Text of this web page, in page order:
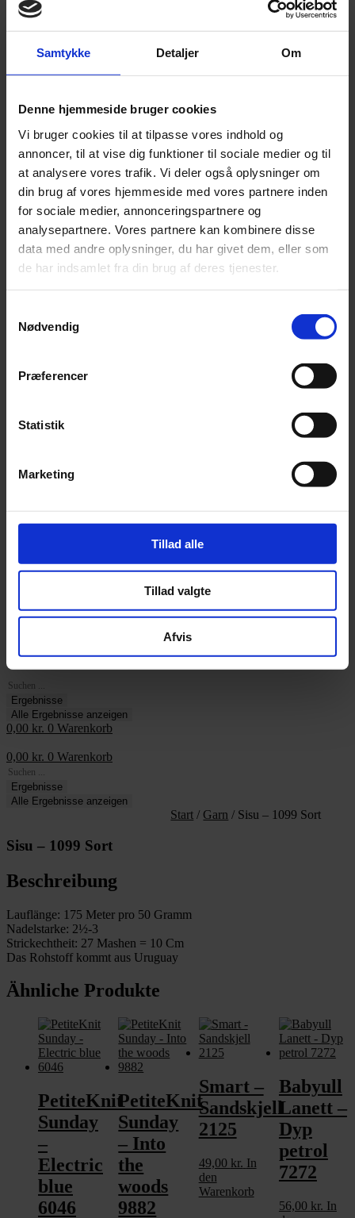
Samtykke Detaljer Om
Denne hjemmeside bruger cookies
Vi bruger cookies til at tilpasse vores indhold og
annoncer, til at vise dig funktioner til sociale medier og til
at analysere vores trafik. Vi deler også oplysninger om
din brug af vores hjemmeside med vores partnere inden
for sociale medier, annonceringspartnere og
analysepartnere. Vores partnere kan kombinere disse
data med andre oplysninger, du har givet dem, eller som
de har indsamlet fra din brug af deres tjenester.
Nødvendig
Præferencer
Statistik
Marketing
Tillad alle
Tillad valgte
Afvis
Alpaca 3
Alplakka Silke
Alpakka Ull
Alva
Eco Baby
Eco Soft
midnatssol
Snefnug
Nachhaltiges Garn
Nachhaltiges Garn
Blend Bamboo
Bamboo Wool
Bommix bamboo
Luna
Trio
Blend Bamboo
Trio
Kits
Yarn blog
Search
...Ergebnisse
Alle Ergebnisse anzeigen
0,00 kr. 0 Warenkorb
0,00 kr. 0 Warenkorb
Search
...Ergebnisse
Alle Ergebnisse anzeigen
Start / Garn / Sisu – 1099 Sort
Sisu – 1099 Sort
Beschreibung
Lauflänge: 175 Meter pro 50 Gramm
Nadelstarke: 2½-3
Strickechtheit: 27 Mashen = 10 Cm
Das Rohstoff kommt aus Uruguay
Ähnliche Produkte
PetiteKnit
Sunday
–
Electric
blue
6046
PetiteKnit
Sunday
– Into
the
woods
9882
Smart –
Sandskjell
2125
49,00 kr. In
den
Warenkorb
Babyull
Lanett –
Dyp
petrol
7272
56,00 kr. In